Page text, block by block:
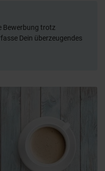
Bewerbung trotz
Dein überzeugendes